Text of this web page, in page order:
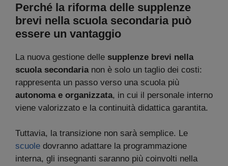
Perché la riforma delle supplenze
brevi nella scuola secondaria può
essere un vantaggio
La nuova gestione delle supplenze brevi nella
scuola secondarianon è solo un taglio dei costi:
rappresenta un passo verso una scuola più
autonoma e organizzata, in cui il personale interno
viene valorizzato e la continuità didattica garantita.
Tuttavia, la transizione non sarà semplice. Le
scuole dovranno adattare la programmazione
interna, gli insegnanti saranno più coinvolti nella